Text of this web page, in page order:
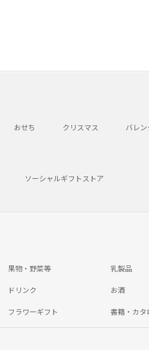
おせち クリスマス バレ
ソーシャルギフトストア
果物・野菜等 乳製品
ドリンク お酒
フラワーギフト 書籍・カタ